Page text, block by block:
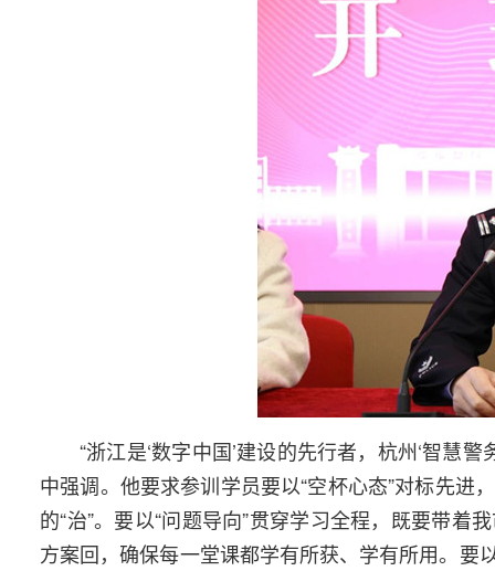
“浙江是‘数字中国’建设的先行者，杭州‘智慧
中强调。他要求参训学员要以“空杯心态”对标先进
的“治”。要以“问题导向”贯穿学习全程，既要带
方案回，确保每一堂课都学有所获、学有所用。